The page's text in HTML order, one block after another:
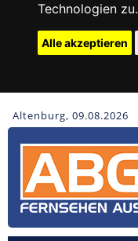
Technologien zu.
Alle akzeptieren
Altenburg, 09.08.2026